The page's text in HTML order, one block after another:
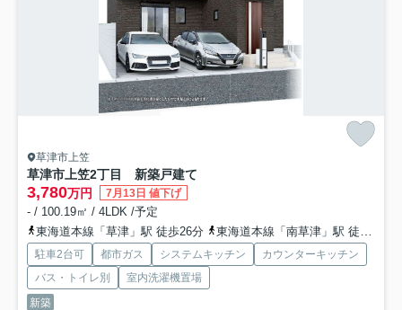
草津市上笠
草津市上笠2丁目 新築戸建て
3,780万円 7月13日 値下げ
- / 100.19㎡ / 4LDK /予定
東海道本線「草津」駅 徒歩26分
東海道本線「南草津」駅 徒歩56分
駐車2台可 都市ガス システムキッチン
カウンターキッチン
バス・トイレ別
室内洗濯機置場
新築